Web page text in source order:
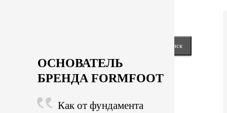
ОСНОВАТЕЛЬ
БРЕНДА FORMFOOT
Как от фундамента